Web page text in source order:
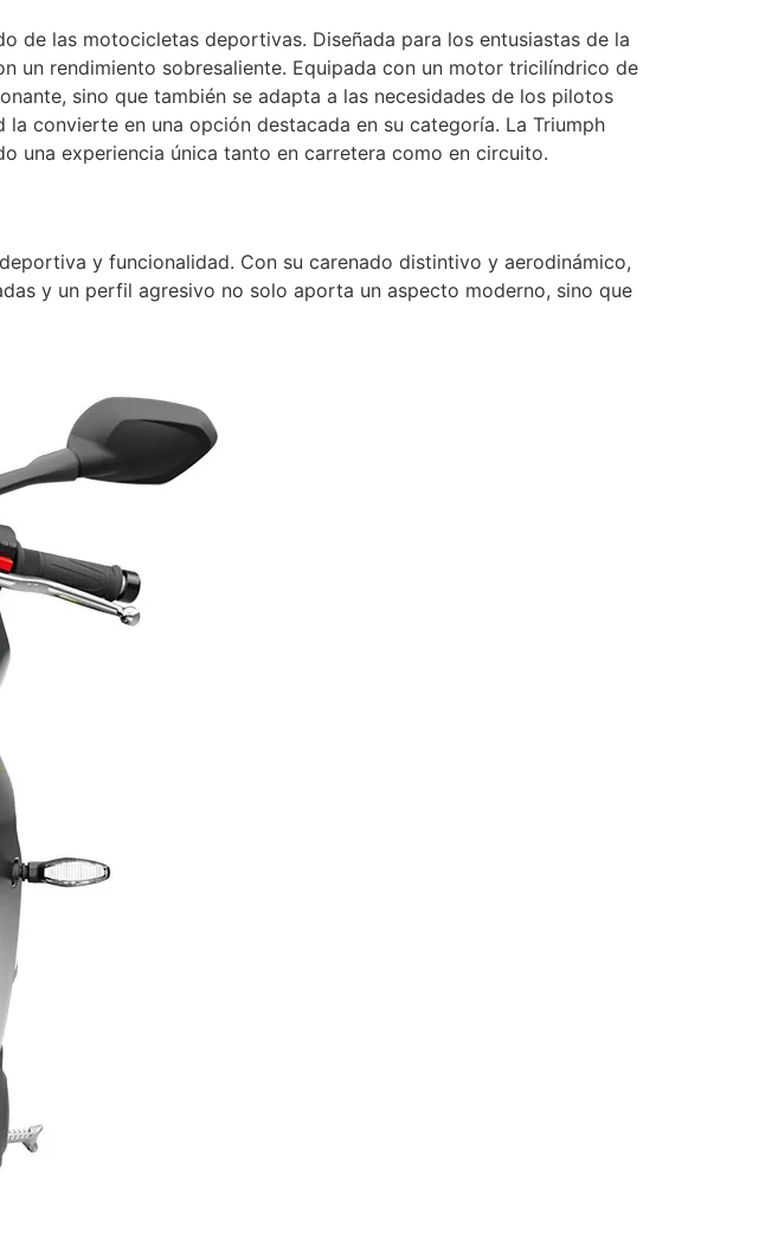
de las motocicletas deportivas. Diseñada para los entusiastas de la
un rendimiento sobresaliente. Equipada con un motor tricilíndrico de
sino que también se adapta a las necesidades de los pilotos
convierte en una opción destacada en su categoría. La Triumph
una experiencia única tanto en carretera como en circuito.
y funcionalidad. Con su carenado distintivo y aerodinámico,
y un perfil agresivo no solo aporta un aspecto moderno, sino que